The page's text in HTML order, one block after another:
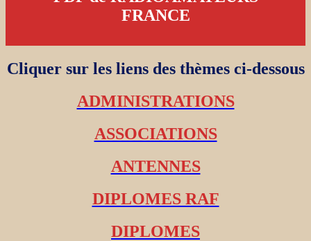
FRANCE
Cliquer sur les liens des thèmes ci-dessous
ADMINISTRATIONS
ASSOCIATIONS
ANTENNES
DIPLOMES RAF
DIPLOMES